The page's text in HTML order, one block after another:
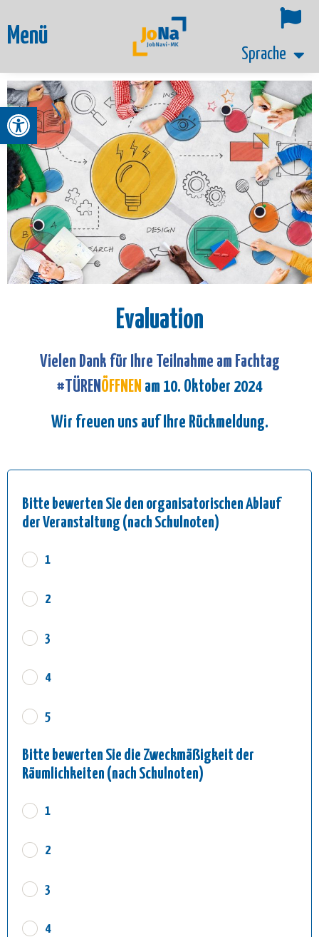
Werkzeugleiste öffnen
Menü
Sprache
Evaluation
Vielen Dank für Ihre Teilnahme am Fachtag
#TÜREN ÖFFNEN am 10. Oktober 2024
Wir freuen uns auf Ihre Rückmeldung.
Bitte bewerten Sie den organisatorischen Ablauf
der Veranstaltung (nach Schulnoten)
1
2
3
4
5
Bitte bewerten Sie die Zweckmäßigkeit der
Räumlichkeiten (nach Schulnoten)
1
2
3
4